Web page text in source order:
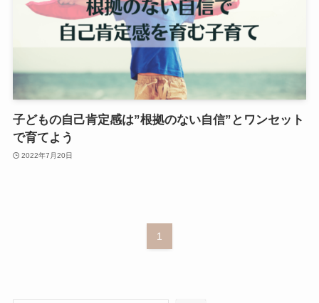
子どもの自己肯定感は”根拠のない自信”とワンセット
で育てよう
2022年7月20日
1